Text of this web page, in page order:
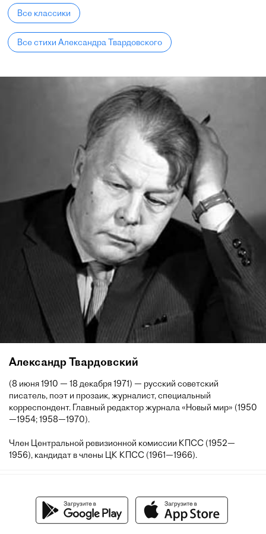
Все классики
Все стихи Александра Твардовского
Александр Твардовский
(8 июня 1910 — 18 декабря 1971) — русский советский
писатель, поэт и прозаик, журналист, специальный
корреспондент. Главный редактор журнала «Новый мир» (1950
—1954; 1958—1970).
Член Центральной ревизионной комиссии КПСС (1952—
1956), кандидат в члены ЦК КПСС (1961—1966).